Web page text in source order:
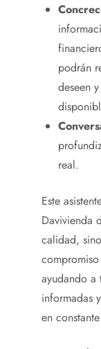
podrán
deseen
real.
Este
Davivienda
calidad,
ayudando a
informadas
en